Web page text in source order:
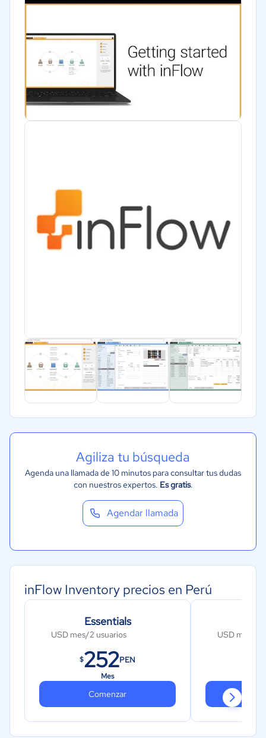
Agiliza tu búsqueda
Agenda una llamada de 10 minutos para consultar tus dudas
con nuestros expertos. Es gratis.
Agendar llamada
inFlow Inventory precios en Perú
Essentials
USD mes/2 usuarios
$252PEN
Mes
Comenzar
USD mes/5